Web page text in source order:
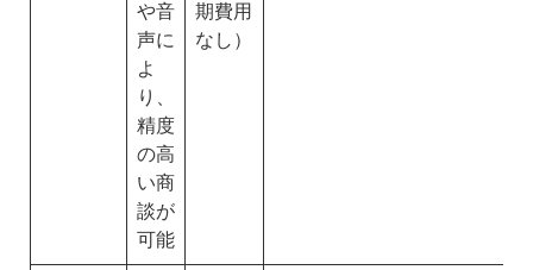
や音
声に
よ
り、
精度
の高
い商
談が
可能
期費用
なし）